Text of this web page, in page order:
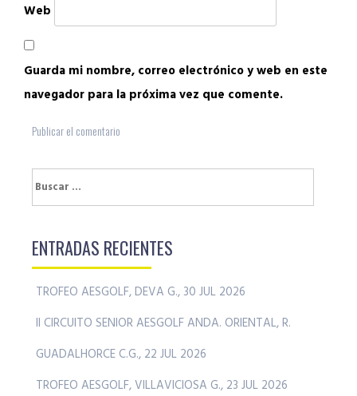
Web
Guarda mi nombre, correo electrónico y web en este
navegador para la próxima vez que comente.
Buscar:
ENTRADAS RECIENTES
TROFEO AESGOLF, DEVA G., 30 JUL 2026
II CIRCUITO SENIOR AESGOLF ANDA. ORIENTAL, R.
GUADALHORCE C.G., 22 JUL 2026
TROFEO AESGOLF, VILLAVICIOSA G., 23 JUL 2026